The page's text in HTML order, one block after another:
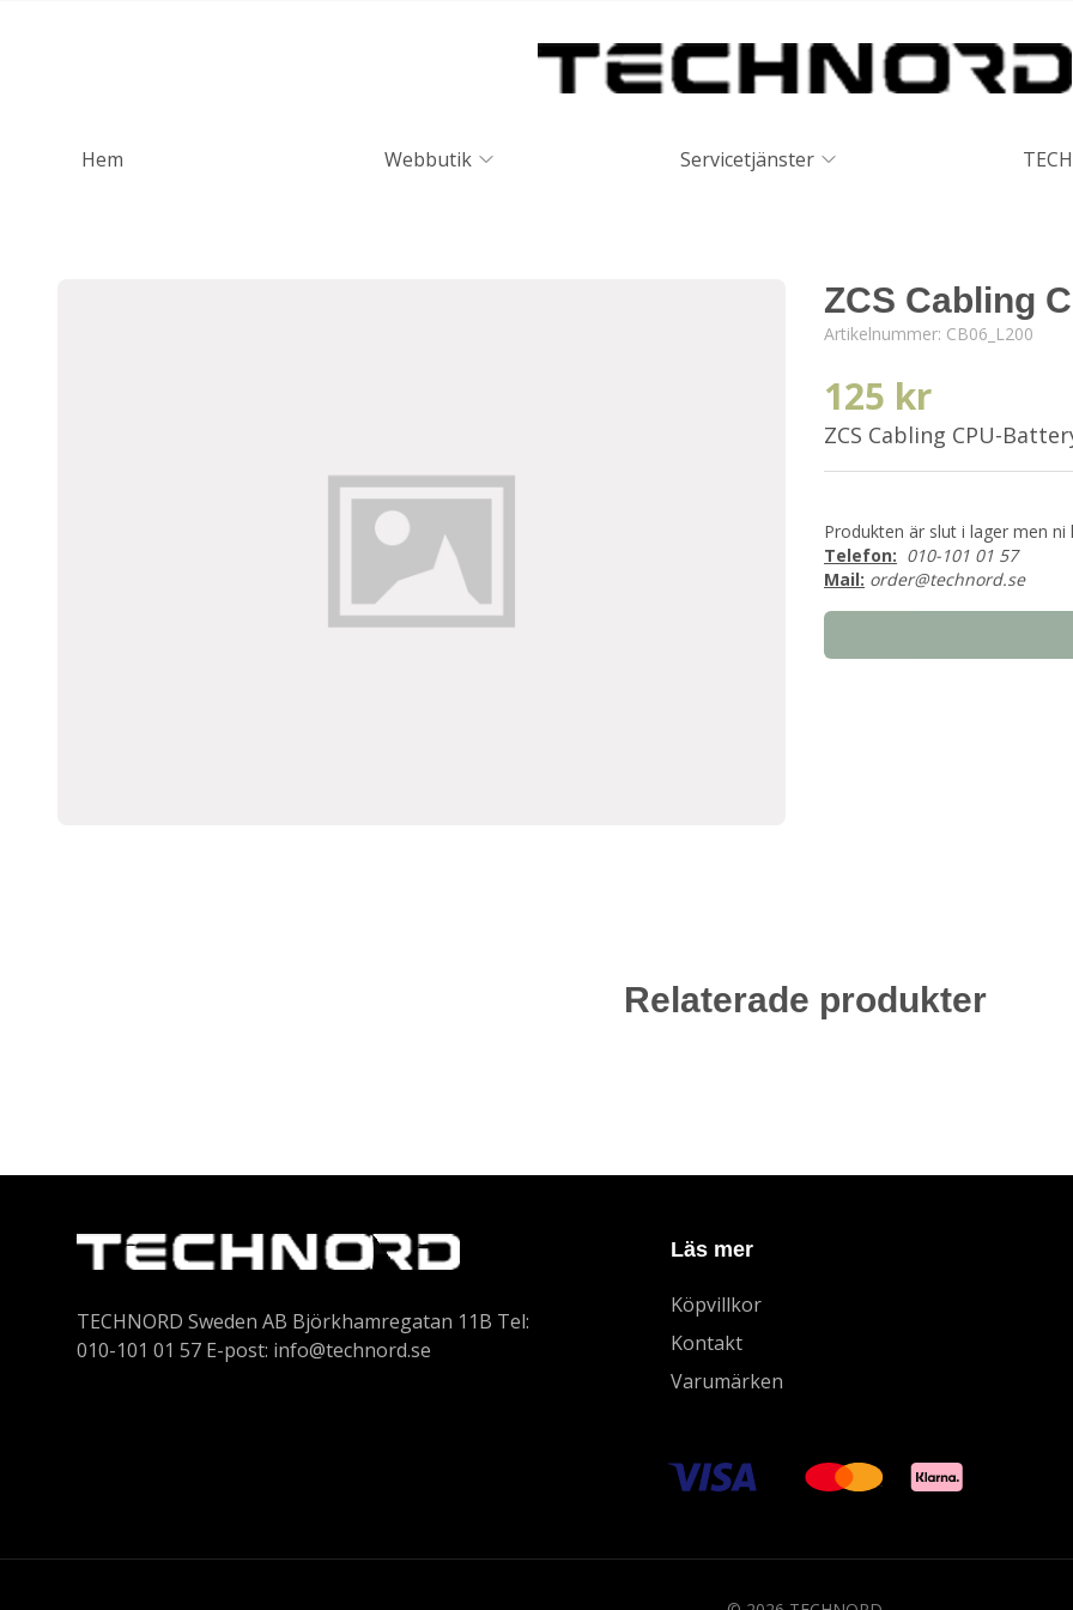
Hem Webbutik Servicetjänster
ZCS Cabling
Artikelnummer: CB06_L200
125 kr
ZCS Cabling CPU-
Produkten är slut i lager men
Telefon: 010-101 01 57
Mail: order@technord.se
Relaterade produkter
TECHNORD Sweden AB Björkhamregatan 11B Tel:
010-101 01 57 E-post: info@technord.se
Läs mer
Köpvillkor
Kontakt
Varumärken